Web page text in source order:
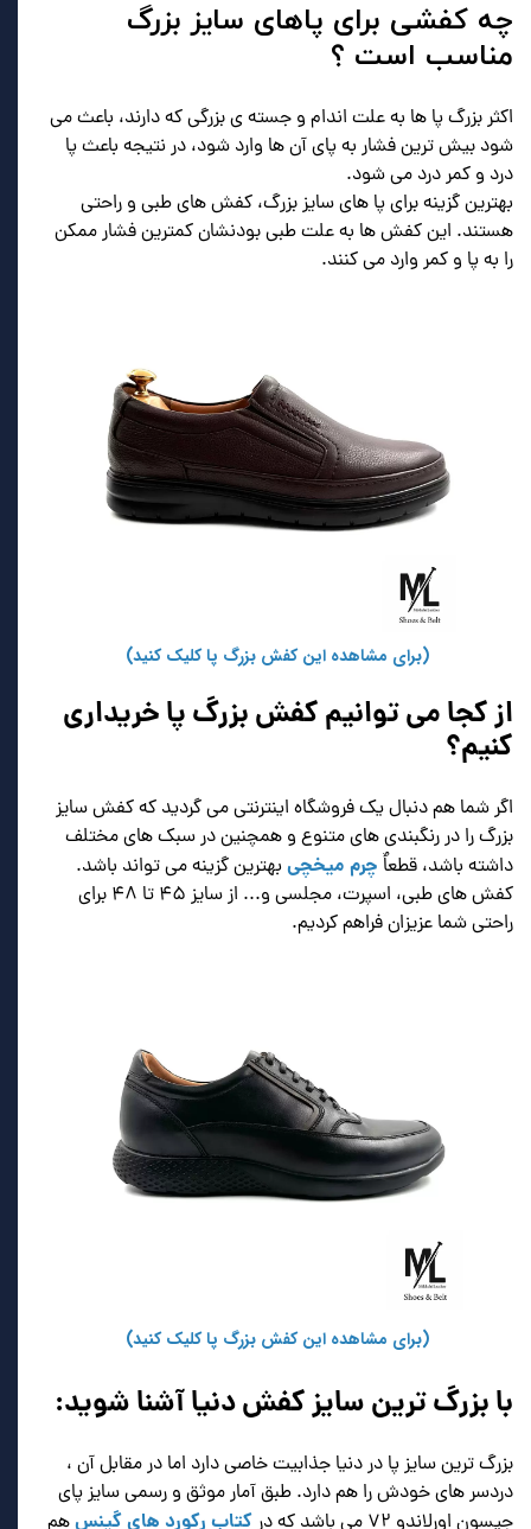
چه کفشی برای پاهای سایز بزرگ
مناسب است ؟
اکثر بزرگ پا ها به علت اندام و جسته ی بزرگی که دارند، باعث می
شود بیش ترین فشار به پای آن ها وارد شود، در نتیجه باعث پا
درد و کمر درد می شود.
بهترین گزینه برای پا های سایز بزرگ، کفش های طبی و راحتی
هستند. این کفش ها به علت طبی بودنشان کمترین فشار ممکن
را به پا و کمر وارد می کنند.
(برای مشاهده این کفش بزرگ پا کلیک کنید)
از کجا می توانیم کفش بزرگ پا خریداری
کنیم؟
اگر شما هم دنبال یک فروشگاه اینترنتی می گردید که کفش سایز
بزرگ را در رنگبندی های متنوع و همچنین در سبک های مختلف
داشته باشد،‌ قطعاٌ چرم میخچی بهترین گزینه می تواند باشد.
کفش های طبی،‌ اسپرت، مجلسی و... از سایز ۴۵ تا ۴۸ برای
راحتی شما عزیزان فراهم کردیم.
(برای مشاهده این کفش بزرگ پا کلیک کنید)
با بزرگ ترین سایز کفش دنیا آشنا شوید:
بزرگ ترین سایز پا در دنیا جذابیت خاصی دارد اما در مقابل آن ،
دردسر های خودش را هم دارد. طبق آمار موثق و رسمی سایز پای
کتاب رکورد های گینس